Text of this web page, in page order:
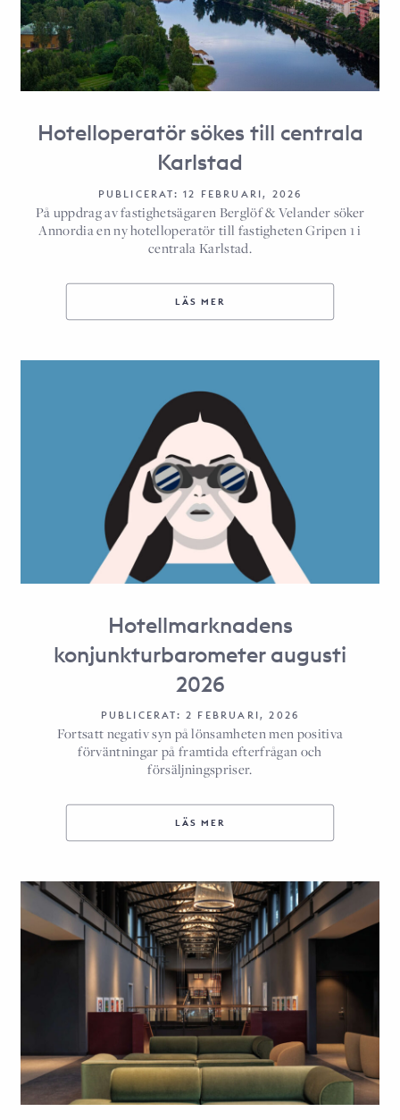
Hotelloperatör sökes till centrala
Karlstad
PUBLICERAT: 12 FEBRUARI, 2026
På uppdrag av fastighetsägaren Berglöf & Velander söker
Annordia en ny hotelloperatör till fastigheten Gripen 1 i
centrala Karlstad.
LÄS MER
Hotellmarknadens
konjunkturbarometer augusti
2026
PUBLICERAT: 2 FEBRUARI, 2026
Fortsatt negativ syn på lönsamheten men positiva
förväntningar på framtida efterfrågan och
försäljningspriser.
LÄS MER